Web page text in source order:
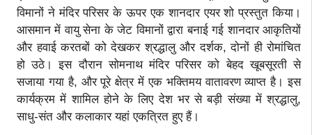
विमानों ने मंदिर परिसर के ऊपर एक शानदार एयर शो प्रस्तुत किया।
आसमान में वायु सेना के जेट विमानों द्वारा बनाई गई शानदार आकृतियों
और हवाई करतबों को देखकर श्रद्धालु और दर्शक, दोनों ही रोमांचित
हो उठे। इस दौरान सोमनाथ मंदिर परिसर को बेहद खूबसूरती से
सजाया गया है, और पूरे क्षेत्र में एक भक्तिमय वातावरण व्याप्त है। इस
कार्यक्रम में शामिल होने के लिए देश भर से बड़ी संख्या में श्रद्धालु,
साधु-संत और कलाकार यहां एकत्रित हुए हैं।